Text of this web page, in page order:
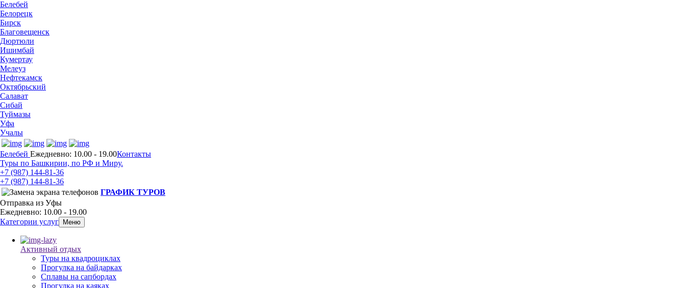
Белебей
Белорецк
Бирск
Благовещенск
Дюртюли
Ишимбай
Кумертау
Мелеуз
Нефтекамск
Октябрьский
Салават
Сибай
Туймазы
Уфа
Учалы
Белебей Ежедневно: 10.00 - 19.00Контакты
Туры по Башкирии, по РФ и Миру.
+7 (987) 144-81-36
+7 (987) 144-81-36
ГРАФИК ТУРОВ
Отправка из Уфы
Ежедневно: 10.00 - 19.00
Категории услуг
Меню
Активный отдых
Туры на квадроциклах
Прогулка на байдарках
Сплавы на сапбордах
Прогулка на каяках